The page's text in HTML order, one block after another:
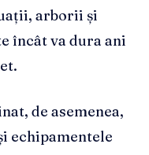
arborii și
încât va dura ani
de asemenea,
echipamentele